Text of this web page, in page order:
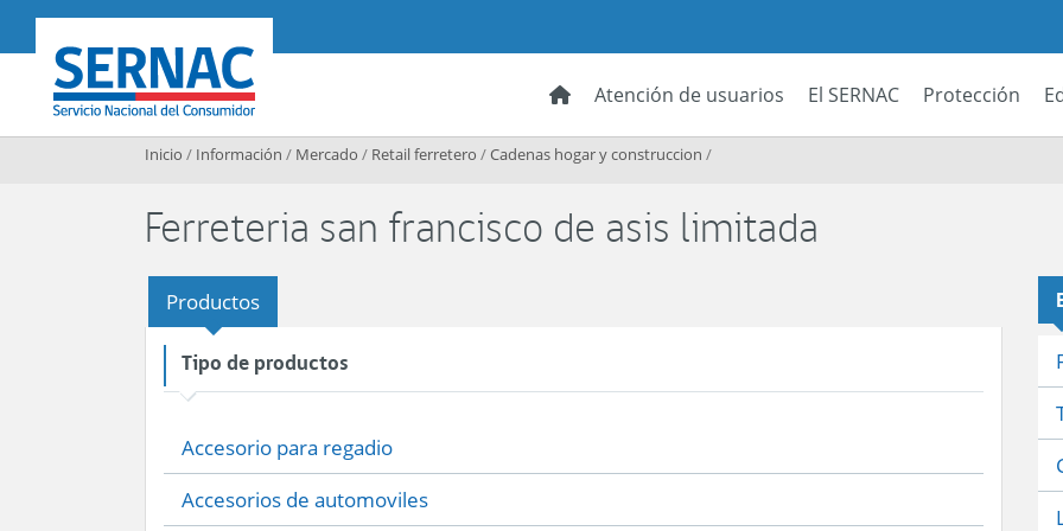
SERNAC
Atención de usuarios El SERNAC Protección
Inicio / Información / Mercado / Retail ferretero /Cadenas hogar y construccion /
Ferreteria san francisco de asis limitada
Productos
Tipo de productos
Accesorio para regadio
Accesorios de automoviles